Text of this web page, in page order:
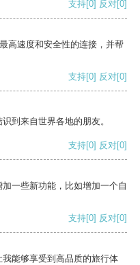
支持[0] 反对[0]
高速度和安全性的连接，并帮
支持[0] 反对[0]
到来自世界各地的朋友。
支持[0] 反对[0]
一些新功能，比如增加一个自
支持[0] 反对[0]
能够享受到高品质的旅行体